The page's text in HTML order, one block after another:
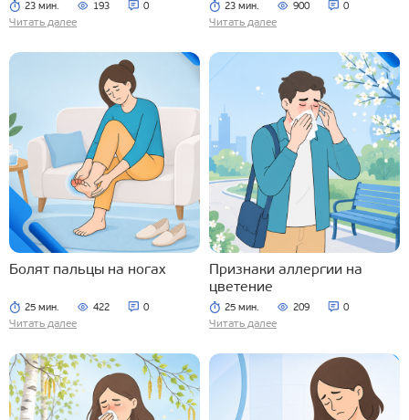
23 мин. 193 0
Читать далее
23 мин. 900 0
Читать далее
Болят пальцы на ногах
25 мин. 422 0
Читать далее
Признаки аллергии на
цветение
25 мин. 209 0
Читать далее